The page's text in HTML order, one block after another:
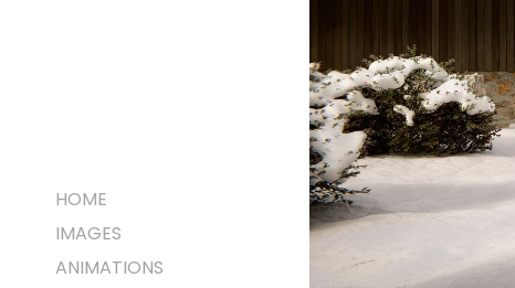
HOME
IMAGES
ANIMATIONS